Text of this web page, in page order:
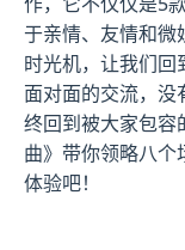
于亲情、友情和微
时光机，让我们回
面对面的交流，
终回到被大家包容
曲》带你领略八
体验吧！